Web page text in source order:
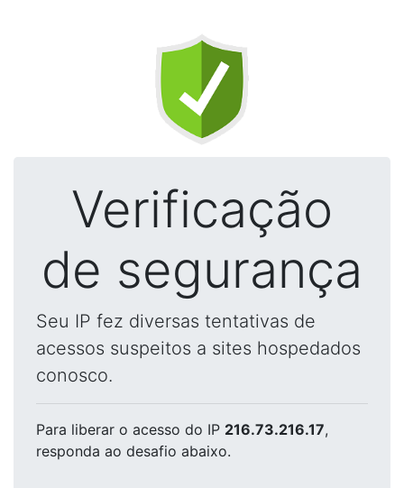
Verificação
de segurança
Seu IP fez diversas tentativas de
acessos suspeitos a sites hospedados
conosco.
Para liberar o acesso do IP 216.73.216.17,
responda ao desafio abaixo.